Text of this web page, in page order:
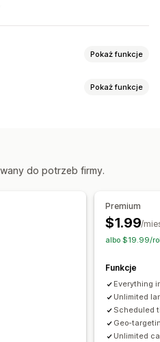
Pokaż funkcje
w przedsprzedaży
Pokaż funkcje
Niestandardowy CSS
mobilnych
Targetowanie kampanii
do potrzeb firmy.
Premium
$1.99/
albo $19.99/
Funkcje
Everything
Unlimited
Scheduled
Geo-
Unlimited